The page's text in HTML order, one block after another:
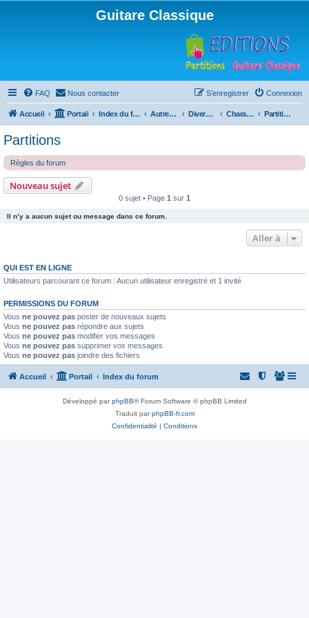
Guitare Classique
FAQ Nous contacter Connexion
S’enregistrer
Accueil Portail Index du forum Autres instruments à cordes pincées, ou styles Divers instruments Charango Partitions
Partitions
Règles du forum
Nouveau sujet
0 sujet • Page 1 sur 1
Il n’y a aucun sujet ou message dans ce forum.
Aller à
QUI EST EN LIGNE
Utilisateurs parcourant ce forum : Aucun utilisateur enregistré et 1 invité
PERMISSIONS DU FORUM
Vous ne pouvez pas poster de nouveaux sujets
Vous ne pouvez pas répondre aux sujets
Vous ne pouvez pas modifier vos messages
Vous ne pouvez pas supprimer vos messages
Vous ne pouvez pas joindre des fichiers
Accueil Portail Index du forum
Développé parphpBB® Forum Software © phpBB Limited
Traduit parphpBB-fr.com
Confidentialité | Conditions